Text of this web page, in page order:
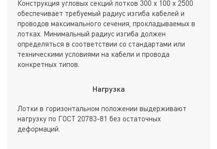
Конструкция угловых секций лотков 300 х 100 х 2500
обеспечивает требуемый радиус изгиба кабелей и
проводов максимального сечения, прокладываемых в
лотках. Минимальный радиус изгиба должен
определяться в соответствии со стандартами или
техническими условиями на кабели и провода
конкретных типов.
Нагрузка
Лотки в горизонтальном положении выдерживают
нагрузку по ГОСТ 20783-81 без остаточных
деформаций.